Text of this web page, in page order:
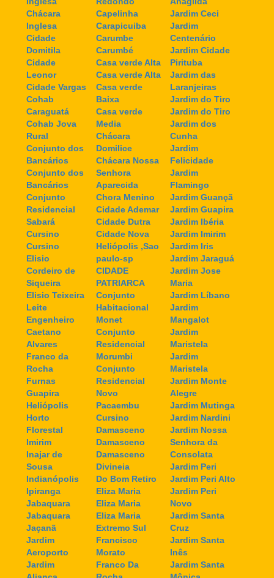
Chácara
Inglesa
Cidade
Domitila
Cidade
Leonor
Cidade Vargas
Cohab
Caraguatá
Cohab Jova
Rural
Conjunto dos
Bancários
Conjunto dos
Bancários
Conjunto
Residencial
Sabará
Cursino
Cursino
Elisio
Cordeiro de
Siqueira
Elisio Teixeira
Leite
Engenheiro
Caetano
Alvares
Franco da
Rocha
Furnas
Guapira
Heliópolis
Horto
Florestal
Imirim
Inajar de
Sousa
Indianópolis
Ipiranga
Jabaquara
Jabaquara
Jaçanã
Jardim
Aeroporto
Jardim
Capelinha
Carapicuiba
Carumbe
Carumbé
Casa verde Alta
Casa verde Alta
Casa verde
Baixa
Casa verde
Media
Chácara
Domilice
Chácara Nossa
Senhora
Aparecida
Chora Menino
Cidade Ademar
Cidade Dutra
Cidade Nova
Heliópolis ,Sao
paulo-sp
CIDADE
PATRIARCA
Conjunto
Habitacional
Monet
Conjunto
Residencial
Morumbi
Conjunto
Residencial
Novo
Pacaembu
Cursino
Damasceno
Damasceno
Damasceno
Divineia
Do Bom Retiro
Eliza Maria
Eliza Maria
Eliza Maria
Extremo Sul
Francisco
Morato
Franco Da
Jardim Ceci
Jardim
Centenário
Jardim Cidade
Pirituba
Jardim das
Laranjeiras
Jardim do Tiro
Jardim do Tiro
Jardim dos
Cunha
Jardim
Felicidade
Jardim
Flamingo
Jardim Guançã
Jardim Guapira
Jardim Ibéria
Jardim Imirim
Jardim Iris
Jardim Jaraguá
Jardim Jose
Maria
Jardim Líbano
Jardim
Mangalot
Jardim
Maristela
Jardim
Maristela
Jardim Monte
Alegre
Jardim Mutinga
Jardim Nardini
Jardim Nossa
Senhora da
Consolata
Jardim Peri
Jardim Peri Alto
Jardim Peri
Novo
Jardim Santa
Cruz
Jardim Santa
Inês
Jardim Santa